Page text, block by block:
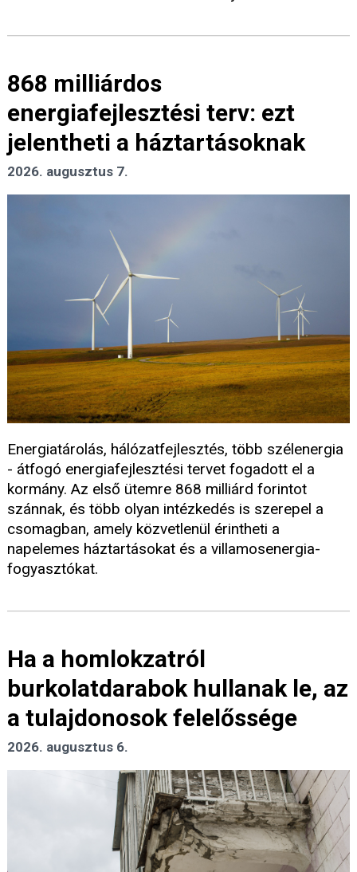
868 milliárdos
energiafejlesztési terv: ezt
jelentheti a háztartásoknak
2026. augusztus 7.
Energiatárolás, hálózatfejlesztés, több szélenergia
- átfogó energiafejlesztési tervet fogadott el a
kormány. Az első ütemre 868 milliárd forintot
szánnak, és több olyan intézkedés is szerepel a
csomagban, amely közvetlenül érintheti a
napelemes háztartásokat és a villamosenergia-
fogyasztókat.
Ha a homlokzatról
burkolatdarabok hullanak le, az
a tulajdonosok felelőssége
2026. augusztus 6.